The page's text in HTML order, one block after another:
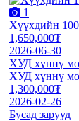
1
Хүүхдийн
1,650,000₮
2026-06-30
ХУД хүннү
ХУД хүннү
1,300,000₮
2026-02-26
Бусад зарууд